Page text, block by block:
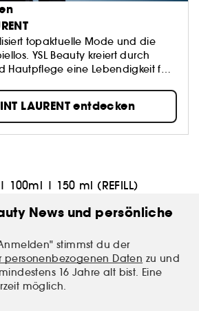
topaktuelle Mode und die
YSL Beauty kreiert durch
Hautpflege eine Lebendigkeit für
außergewöhnlichen Stil der
die Mischung aus Kühnheit und
Umfeld von Luxus, Qualität und
LAURENT entdecken
| 100ml | 150 ml (REFILL)
News und persönliche
stimmst du der
personenbezogenen Daten zu und
16 Jahre alt bist. Eine
möglich.